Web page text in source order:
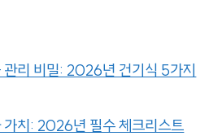
관리 비밀: 2026년 건기식 5가지
가치: 2026년 필수 체크리스트